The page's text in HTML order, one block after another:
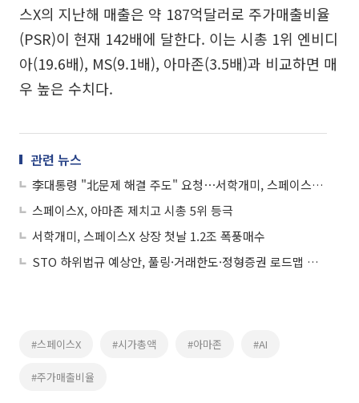
스X의 지난해 매출은 약 187억달러로 주가매출비율
(PSR)이 현재 142배에 달한다. 이는 시총 1위 엔비디
아(19.6배), MS(9.1배), 아마존(3.5배)과 비교하면 매
우 높은 수치다.
관련 뉴스
李대통령 "北문제 해결 주도" 요청⋯서학개미, 스페이스X '폭풍 매수' 外
스페이스X, 아마존 제치고 시총 5위 등극
서학개미, 스페이스X 상장 첫날 1.2조 폭풍매수
STO 하위법규 예상안, 풀링·거래한도·정형증권 로드맵 제시
#스페이스X #시가총액 #아마존 #AI
#주가매출비율